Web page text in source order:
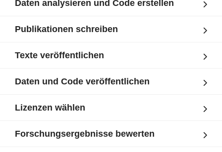
Daten analysieren und Code erstellen
Publikationen schreiben
Texte veröffentlichen
Daten und Code veröffentlichen
Lizenzen wählen
Forschungsergebnisse bewerten